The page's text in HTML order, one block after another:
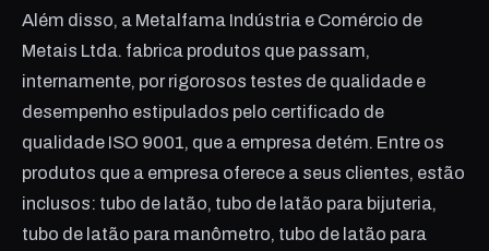
Além disso, a Metalfama Indústria e Comércio de
Metais Ltda. fabrica produtos que passam,
internamente, por rigorosos testes de qualidade e
desempenho estipulados pelo certificado de
qualidade ISO 9001, que a empresa detém. Entre os
produtos que a empresa oferece a seus clientes, estão
inclusos: tubo de latão, tubo de latão para bijuteria,
tubo de latão para manômetro, tubo de latão para